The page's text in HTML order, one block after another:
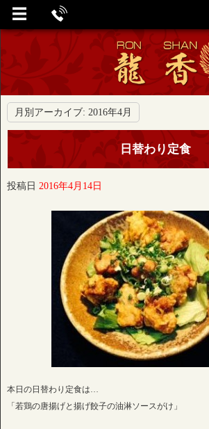
月別アーカイブ: 2016年4月
日替わり定食
投稿日 2016年4月14日
本日の日替わり定食は…
「若鶏の唐揚げと揚げ餃子の油淋ソースがけ」